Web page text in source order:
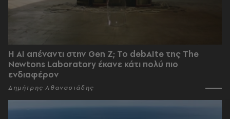
Η AI απέναντι στην Gen Z; Το debAIte της The
Newtons Laboratory έκανε κάτι πολύ πιο
ενδιαφέρον
Δημήτρης Αθανασιάδης